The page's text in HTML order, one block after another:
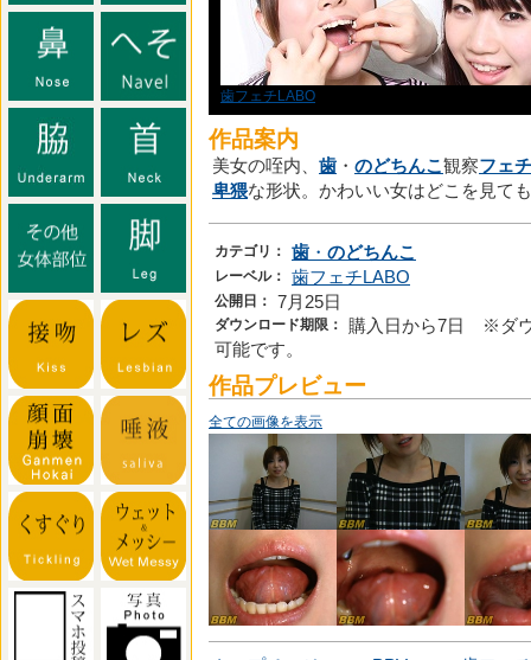
歯フェチLABO
作品案内
美女の咥内、 歯 ・ のどちんこ観察フェチ
卑猥な形状。かわいい女はどこを見て
カテゴリ： 歯 ・ のどちんこ
レーベル： 歯フェチLABO
公開日： 7月25日
ダウンロード期限：
購入日から7日 ※ダウ
可能です。
作品プレビュー
全ての画像を表示